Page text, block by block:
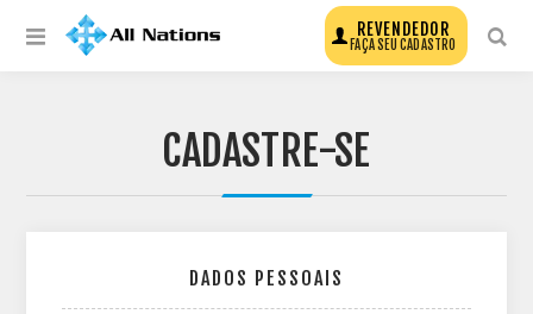
REVENDEDOR
FAÇA SEU CADASTRO
CADASTRE-SE
DADOS PESSOAIS